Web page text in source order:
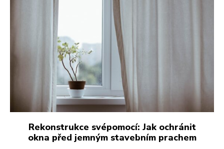
Rekonstrukce svépomocí: Jak ochránit
okna před jemným stavebním prachem